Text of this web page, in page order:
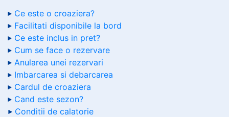
Ce este o croaziera?
Facilitati disponibile la bord
Ce este inclus in pret?
Cum se face o rezervare
Anularea unei rezervari
Imbarcarea si debarcarea
Cardul de croaziera
Cand este sezon?
Conditii de calatorie